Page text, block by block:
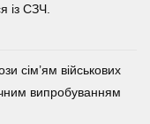
із СЗЧ.
сім’ям військових
випробуванням